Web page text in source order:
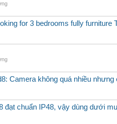
for 3 bedrooms fully furniture
Camera không quá nhiều nhưng
đạt chuẩn IP48, vậy dùng dưới